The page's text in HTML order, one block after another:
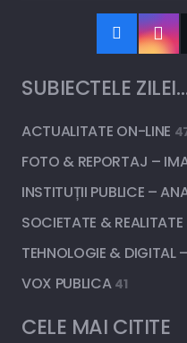
SUBIECTELE
ACTUALITATE ON-LINE
FOTO & REPORTAJ –
INSTITUȚII PUBLICE –
SOCIETATE & REALITATE
TEHNOLOGIE & DIGITAL
VOX PUBLICA 41
CELE MAI CITITE